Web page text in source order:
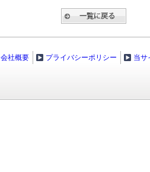
会社概要 プライバシーポリシー 当サ